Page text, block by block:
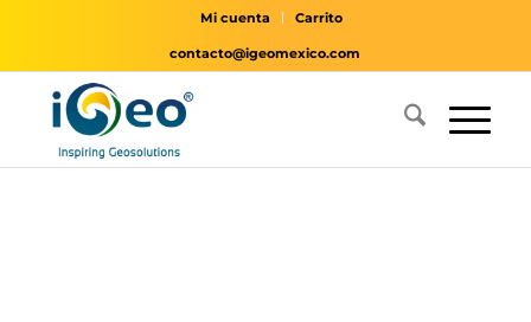
Mi cuenta Carrito
contacto@igeomexico.com